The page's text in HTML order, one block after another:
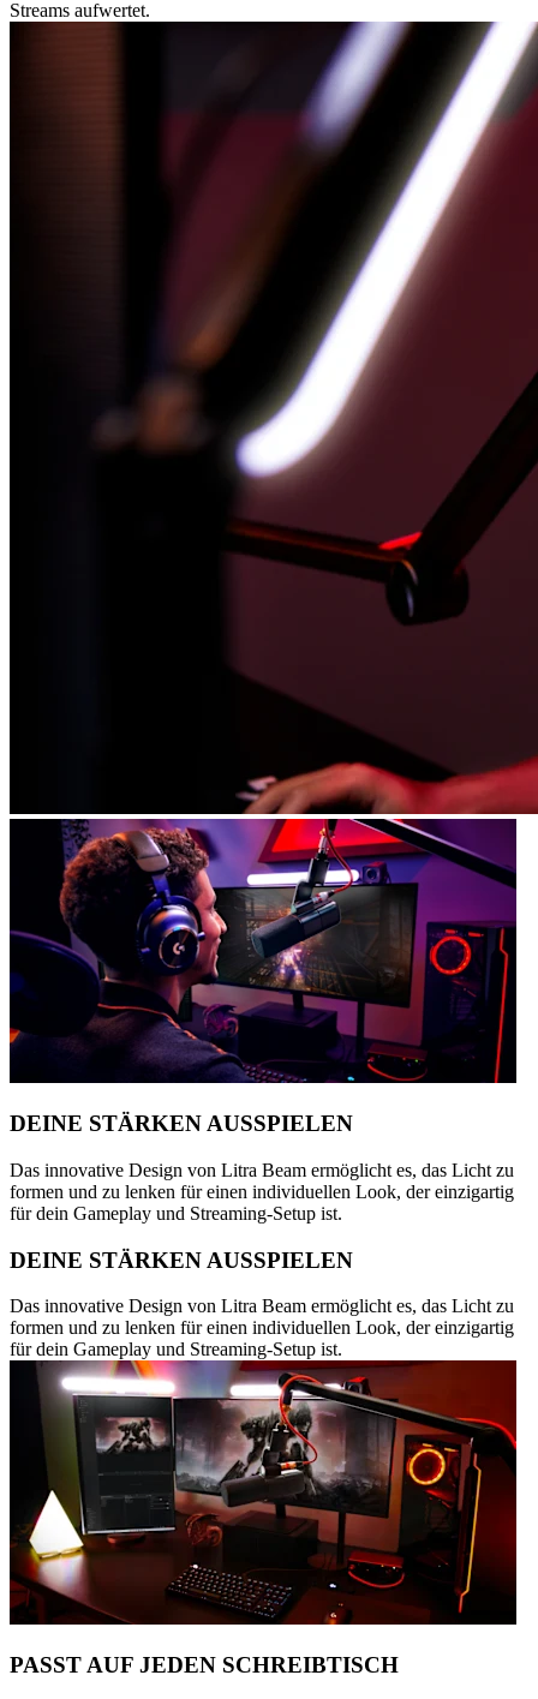
Streams aufwertet.
DEINE STÄRKEN AUSSPIELEN
Das innovative Design von Litra Beam ermöglicht es, das Licht zu
formen und zu lenken für einen individuellen Look, der einzigartig
für dein Gameplay und Streaming-Setup ist.
DEINE STÄRKEN AUSSPIELEN
Das innovative Design von Litra Beam ermöglicht es, das Licht zu
formen und zu lenken für einen individuellen Look, der einzigartig
für dein Gameplay und Streaming-Setup ist.
PASST AUF JEDEN SCHREIBTISCH